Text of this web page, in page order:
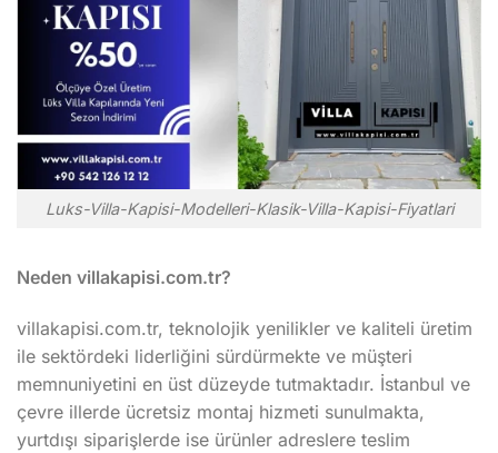
Luks-Villa-Kapisi-Modelleri-Klasik-Villa-Kapisi-Fiyatlari
Neden villakapisi.com.tr?
villakapisi.com.tr, teknolojik yenilikler ve kaliteli üretim
ile sektördeki liderliğini sürdürmekte ve müşteri
memnuniyetini en üst düzeyde tutmaktadır. İstanbul ve
çevre illerde ücretsiz montaj hizmeti sunulmakta,
yurtdışı siparişlerde ise ürünler adreslere teslim